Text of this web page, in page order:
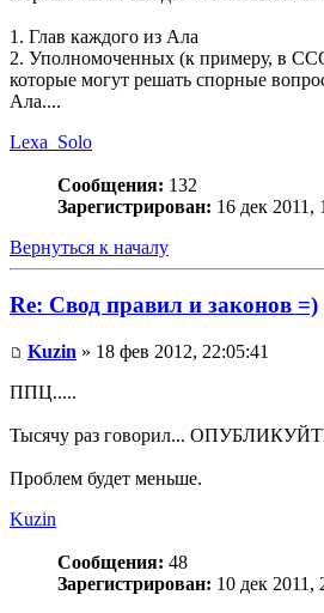
1. Глав каждого из Ала
2. Уполномоченных (к примеру, в
которые могут решать спорные
Ала....
Lexa_Solo
Сообщения: 132
Зарегистрирован: 16 дек 2011,
Вернуться к началу
Re: Свод правил и законов =)
Kuzin » 18 фев 2012, 22:05:41
ППЦ.....
Тысячу раз говорил...
Проблем будет меньше.
Kuzin
Сообщения: 48
Зарегистрирован: 10 дек 2011,